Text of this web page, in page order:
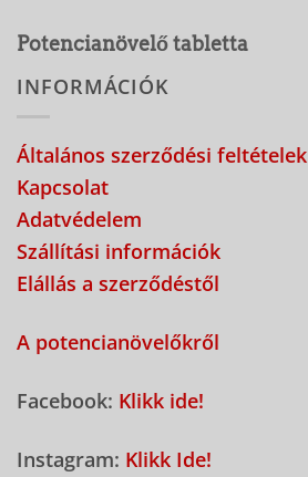
Potencianövelő tabletta
INFORMÁCIÓK
Általános szerződési feltételek
Kapcsolat
Adatvédelem
Szállítási információk
Elállás a szerződéstől
A potencianövelőkről
Facebook: Klikk ide!
Instagram: Klikk Ide!